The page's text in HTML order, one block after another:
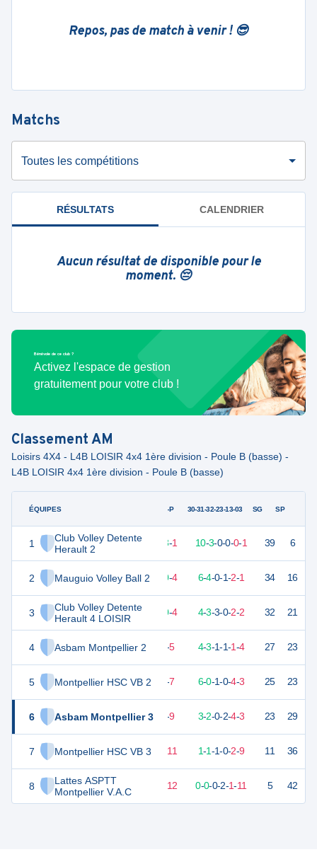
Repos, pas de match à venir ! 😎
Matchs
Toutes les compétitions
RÉSULTATS CALENDRIER
Aucun résultat de disponible pour le
moment. 😔
Bénévole de ce club ?
Activez l'espace de gestion
gratuitement pour votre club !
ClassementAM
Loisirs 4X4 - L4B LOISIR 4x4 1ère division - Poule B (basse) -
L4B LOISIR 4x4 1ère division - Poule B (basse)
ÉQUIPES
1
Club Volley Detente
Herault 2
2 Mauguio Volley Ball 2
3
Club Volley Detente
Herault 4 LOISIR
4 Asbam Montpellier 2
5 Montpellier HSC VB 2
6 Asbam Montpellier 3
7 Montpellier HSC VB 3
8
Lattes ASPTT
Montpellier V.A.C
G-P 30-31-32-23-13-03 SG SP
38 14 13-1 10-3-0-0-0-1 39 6
31 14 10-4 6-4-0-1-2-1 34 16
27 14 10-4 4-3-3-0-2-2 32 21
20 14 -5 4-3-1-1-1-4 27 23
20 14 -7 6-0-1-0-4-3 25 23
17 14 -9 3-2-0-2-4-3 23 29
8 14 11 1-1-1-0-2-9 11 36
-4 12 0-0-0-2-1-11 5 42